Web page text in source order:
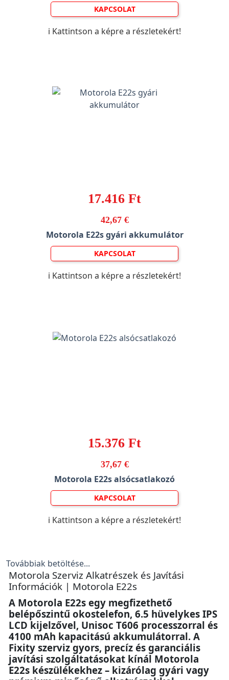
KAPCSOLAT
ℹ️ Kattintson a képre a részletekért!
17.416 Ft
42,67 €
Motorola E22s gyári akkumulátor
KAPCSOLAT
ℹ️ Kattintson a képre a részletekért!
15.376 Ft
37,67 €
Motorola E22s alsócsatlakozó
KAPCSOLAT
ℹ️ Kattintson a képre a részletekért!
Továbbiak betöltése...
Motorola Szerviz Alkatrészek és Javítási
Információk | Motorola E22s
A Motorola E22s egy megfizethető
belépőszintű okostelefon, 6.5 hüvelykes IPS
LCD kijelzővel, Unisoc T606 processzorral és
4100 mAh kapacitású akkumulátorral. A
Fixity szerviz gyors, precíz és garanciális
javítási szolgáltatásokat kínál Motorola
E22s készülékekhez – kizárólag gyári vagy